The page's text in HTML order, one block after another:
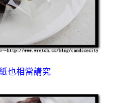
也相當講究